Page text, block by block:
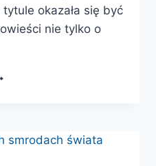
okazała się być
nie tylko o